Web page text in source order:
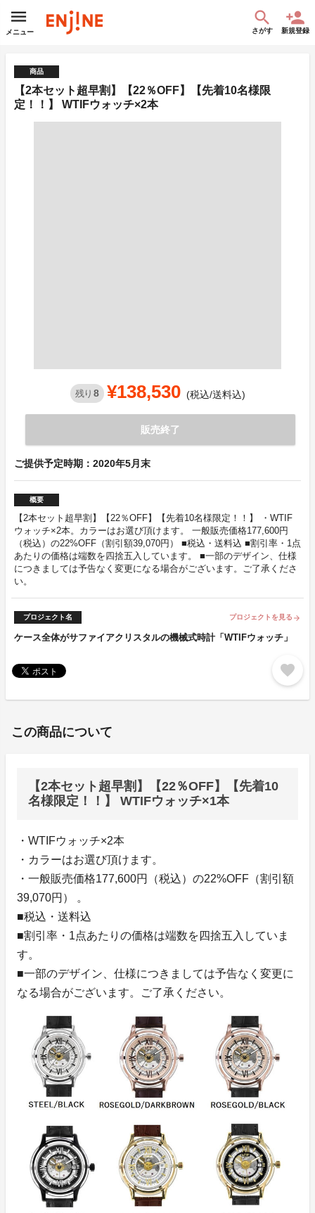
メニュー さがす 新規登録
商品
【2本セット超早割】【22％OFF】【先着10名様限
定！！】 WTIFウォッチ×2本
残り 8 ¥138,530 (税込/送料込)
販売終了
ご提供予定時期：2020年5月末
概要
【2本セット超早割】【22％OFF】【先着10名様限定！！】 ・WTIF
ウォッチ×2本。カラーはお選び頂けます。 一般販売価格177,600円
（税込）の22%OFF（割引額39,070円） ■税込・送料込 ■割引率・1点
あたりの価格は端数を四捨五入しています。 ■一部のデザイン、仕様
につきましては予告なく変更になる場合がございます。ご了承くださ
い。
プロジェクト名 プロジェクトを見る arrow_forward
ケース全体がサファイアクリスタルの機械式時計「WTIFウォッチ」
favorite
この商品について
【2本セット超早割】【22％OFF】【先着10
名様限定！！】 WTIFウォッチ×1本
・WTIFウォッチ×2本
・カラーはお選び頂けます。
・一般販売価格177,600円（税込）の22%OFF（割引額
39,070円） 。
■税込・送料込
■割引率・1点あたりの価格は端数を四捨五入していま
す。
■一部のデザイン、仕様につきましては予告なく変更に
なる場合がございます。ご了承ください。